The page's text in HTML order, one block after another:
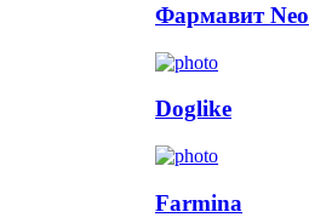
Фармавит Neo
Doglike
Farmina